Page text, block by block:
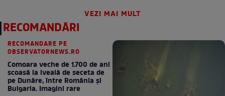
VEZI MAI MULT
RECOMANDĂRI
RECOMANDARE PE
OBSERVATORNEWS.RO
Comoara veche de 1.700 de ani
scoasă la iveală de seceta de
pe Dunăre, între România şi
Bulgaria. Imagini rare